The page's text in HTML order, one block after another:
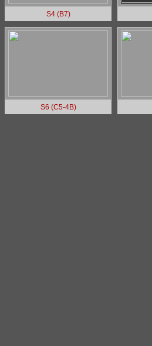
S4 (B7)
S6 (C5-4B)